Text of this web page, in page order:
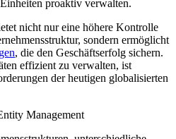
proaktiv verwalten.
nicht nur eine höhere Kontrolle
sondern ermöglicht
, die den Geschäftserfolg sichern.
effizient zu verwalten, ist
der heutigen globalisierten
Management